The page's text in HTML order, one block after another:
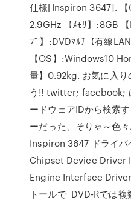
仕様[Inspiron 3647].
2.9GHz 【ﾒﾓﾘ】:8GB
ﾌﾞ】:DVDﾏﾙﾁ【有線
【OS】:Windows10
量】0.92kg. お気に入り
う!! twitter; facebook;
ードウェアIDから検索
ーだった、そりゃ～色
Inspiron 3647 ドライバ
Chipset Device Driver
Engine Interface
トールで DVD-Rでは複